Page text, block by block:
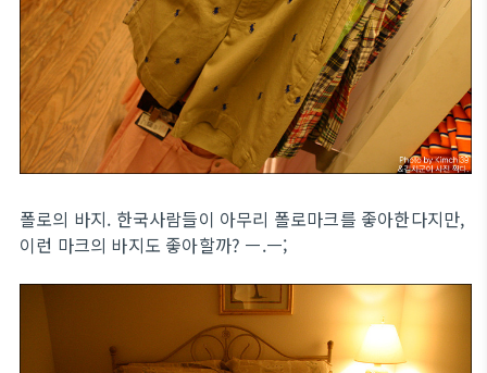
폴로의 바지. 한국사람들이 아무리 폴로마크를 좋아한다지만,
이런 마크의 바지도 좋아할까? ㅡ.ㅡ;